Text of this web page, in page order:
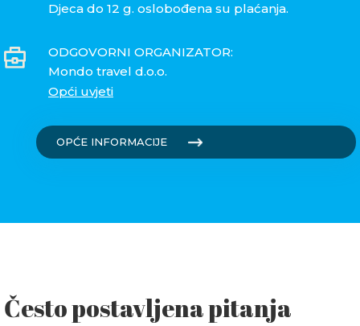
Djeca do 12 g. oslobođena su plaćanja.
ODGOVORNI ORGANIZATOR:
Mondo travel d.o.o.
Opći uvjeti
OPĆE INFORMACIJE
Često postavljena pitanja